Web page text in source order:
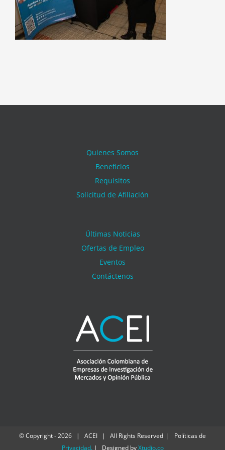
Quienes Somos
Beneficios
Requisitos
Solicitud de Afiliación
Últimas Noticias
Ofertas de Empleo
Eventos
Contáctenos
© Copyright -2026 | ACEI | All Rights Reserved | Políticas de
Privacidad. | Designed byXtudio.co